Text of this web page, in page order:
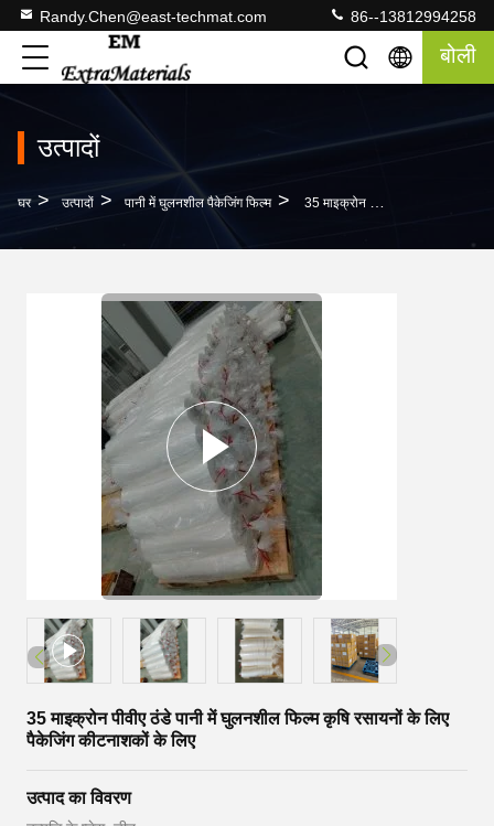
Randy.Chen@east-techmat.com 86--13812994258
बोली
उत्पादों
घर > उत्पादों > पानी में घुलनशील पैकेजिंग फिल्म > 35 माइक्रोन पीवीए ठंडे पानी में घुलनशील फिल्म कृषि रसायनों के लिए पैकेजिंग कीटनाशकों के लिए
35 माइक्रोन पीवीए ठंडे पानी में घुलनशील फिल्म कृषि रसायनों के लिए
पैकेजिंग कीटनाशकों के लिए
उत्पाद का विवरण